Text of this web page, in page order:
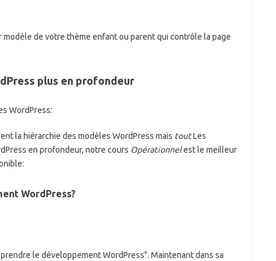
de votre thème enfant ou parent qui contrôle la page
plus en profondeur
WordPress:
la hiérarchie des modèles WordPress mais toutLes
en profondeur, notre cours Opérationnelest le meilleur
WordPress?
le développement WordPress". Maintenant dans sa